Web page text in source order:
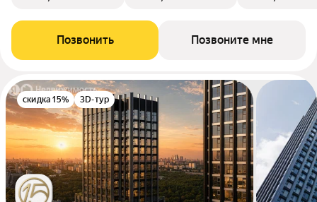
Позвонить Позвоните мне
скидка 15% 3D-тур